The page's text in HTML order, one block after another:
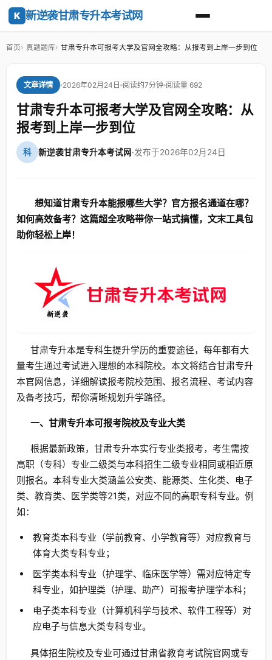
K 新逆袭甘肃专升本考试网
首页 真题题库 甘肃专升本可报考大学及官网全攻略：从报考到上岸一步到位
文章详情 2026年02月24日 阅读约7分钟 阅读量 692
甘肃专升本可报考大学及官网全攻略：从
报考到上岸一步到位
科 新逆袭甘肃专升本考试网·发布于2026年02月24日
想知道甘肃专升本能报哪些大学？官方报名通道在哪？
如何高效备考？这篇超全攻略带你一站式搞懂，文末工具包
助你轻松上岸！
甘肃专升本是专科生提升学历的重要途径，每年都有大
量考生通过考试进入理想的本科院校。本文将结合甘肃专升
本官网信息，详细解读报考院校范围、报名流程、考试内容
及备考技巧，帮你清晰规划升学路径。
一、甘肃专升本可报考院校及专业大类
根据最新政策，甘肃专升本实行专业类报考，考生需按
高职（专科）专业二级类与本科招生二级专业相同或相近原
则报名。本科专业大类涵盖公安类、能源类、生化类、电子
类、教育类、医学类等21类，对应不同的高职专科专业。例
如：
教育类本科专业（学前教育、小学教育等）对应教育与
体育大类专科专业；
医学类本科专业（护理学、临床医学等）需对应特定专
科专业，如护理类（护理、助产）可报考护理学本科；
电子类本科专业（计算机科学与技术、软件工程等）对
应电子与信息大类专科专业。
具体招生院校及专业可通过甘肃省教育考试院官网或专